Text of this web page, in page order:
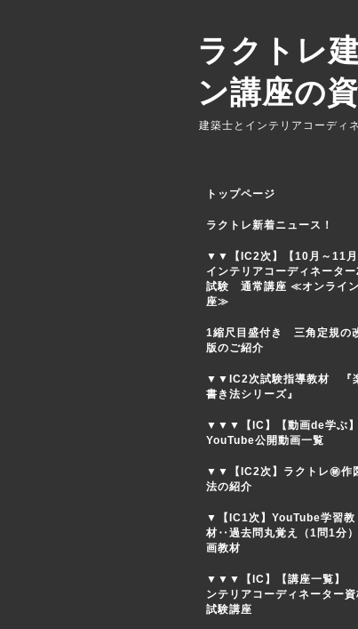
ラクトレ
ン講座の
建築士とインテリアコーディ
トップページ
ラクトレ新着ニュース！
▼▼【IC2次】【10月～11月
インテリアコーディネータ
試験 通常講座 ≪オンライ
座≫
1縮尺目盛付き 三角定規の
版のご紹介
▼▼IC2次試験指導教材 『
書き法シリーズ』
▼▼▼【IC】【動画de学ぶ】
YouTube公開動画一覧
▼▼【IC2次】ラクトレ㊙作
法の紹介
▼【IC1次】YouTube学習教
材‥過去問丸覚え（1問1分
画教材
▼▼▼【IC】【講座一覧】
ンテリアコーディネーター資
試験講座